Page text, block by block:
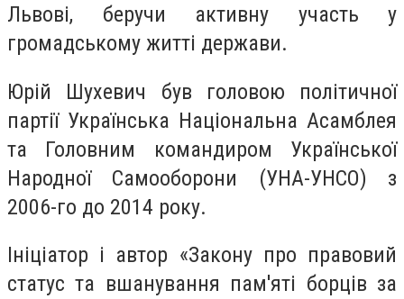
Львові, беручи активну участь у
громадському житті держави.
Юрій Шухевич був головою політичної
партії Українська Національна Асамблея
та Головним командиром Української
Народної Самооборони (УНА-УНСО) з
2006-го до 2014 року.
Ініціатор і автор «Закону про правовий
статус та вшанування пам'яті борців за